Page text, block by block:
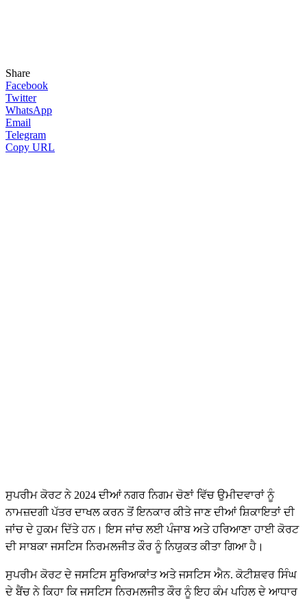
Share
Facebook
Twitter
WhatsApp
Email
Telegram
Copy URL
ਸੁਪਰੀਮ ਕੋਰਟ ਨੇ 2024 ਦੀਆਂ ਨਗਰ ਨਿਗਮ ਚੋਣਾਂ ਵਿੱਚ ਉਮੀਦਵਾਰਾਂ ਨੂੰ
ਨਾਮਜ਼ਦਗੀ ਪੱਤਰ ਦਾਖਲ ਕਰਨ ਤੋਂ ਇਨਕਾਰ ਕੀਤੇ ਜਾਣ ਦੀਆਂ ਸ਼ਿਕਾਇਤਾਂ ਦੀ
ਜਾਂਚ ਦੇ ਹੁਕਮ ਦਿੱਤੇ ਹਨ। ਇਸ ਜਾਂਚ ਲਈ ਪੰਜਾਬ ਅਤੇ ਹਰਿਆਣਾ ਹਾਈ ਕੋਰਟ
ਦੀ ਸਾਬਕਾ ਜਸਟਿਸ ਨਿਰਮਲਜੀਤ ਕੌਰ ਨੂੰ ਨਿਯੁਕਤ ਕੀਤਾ ਗਿਆ ਹੈ।
ਸੁਪਰੀਮ ਕੋਰਟ ਦੇ ਜਸਟਿਸ ਸੂਰਿਆਕਾਂਤ ਅਤੇ ਜਸਟਿਸ ਐਨ. ਕੋਟੀਸ਼ਵਰ ਸਿੰਘ
ਦੇ ਬੈਂਚ ਨੇ ਕਿਹਾ ਕਿ ਜਸਟਿਸ ਨਿਰਮਲਜੀਤ ਕੌਰ ਨੂੰ ਇਹ ਕੰਮ ਪਹਿਲ ਦੇ ਆਧਾਰ